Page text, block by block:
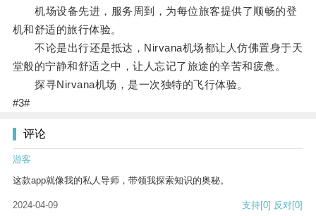
机场设备先进，服务周到，为每位旅客提供了顺畅的登
机和舒适的旅行体验。
不论是出行还是抵达，Nirvana机场都让人仿佛置身于天
堂般的宁静和舒适之中，让人忘记了旅途的辛苦和疲惫。
探寻Nirvana机场，是一次独特的飞行体验。
#3#
评论
游客
这款app就像我的私人导师，带领我探索知识的奥秘。
2024-04-09 支持[0] 反对[0]